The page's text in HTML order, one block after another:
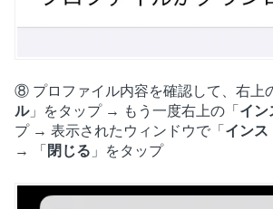
⑧ プロファイル内容を確認して、右上
ル」をタップ → もう一度右上の「イン
プ → 表示されたウィンドウで「インス
→ 「閉じる 」をタップ